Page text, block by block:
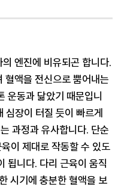
엔진에 비유되곤 합니다.
혈액을 전신으로 뿜어내는
운동과 닮았기 때문입니
심장이 터질 듯이 빠르게
과정과 유사합니다. 단순
이 제대로 작동할 수 있도
됩니다. 다리 근육이 움직
시기에 충분한 혈액을 보